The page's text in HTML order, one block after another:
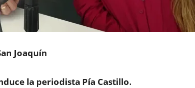
Joaquín
la periodista Pía Castillo.